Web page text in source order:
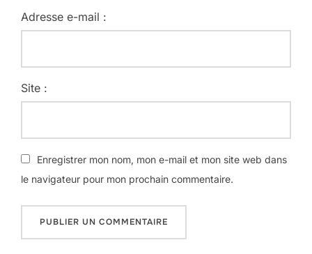
Adresse e-mail :
Site :
Enregistrer mon nom, mon e-mail et mon site web dans
le navigateur pour mon prochain commentaire.